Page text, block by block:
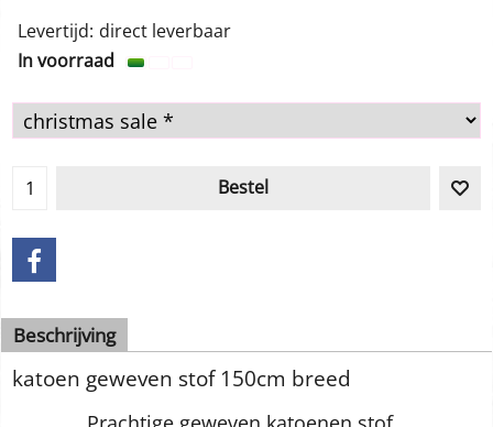
Levertijd:
direct leverbaar
Beschrijving
katoen geweven stof 150cm breed